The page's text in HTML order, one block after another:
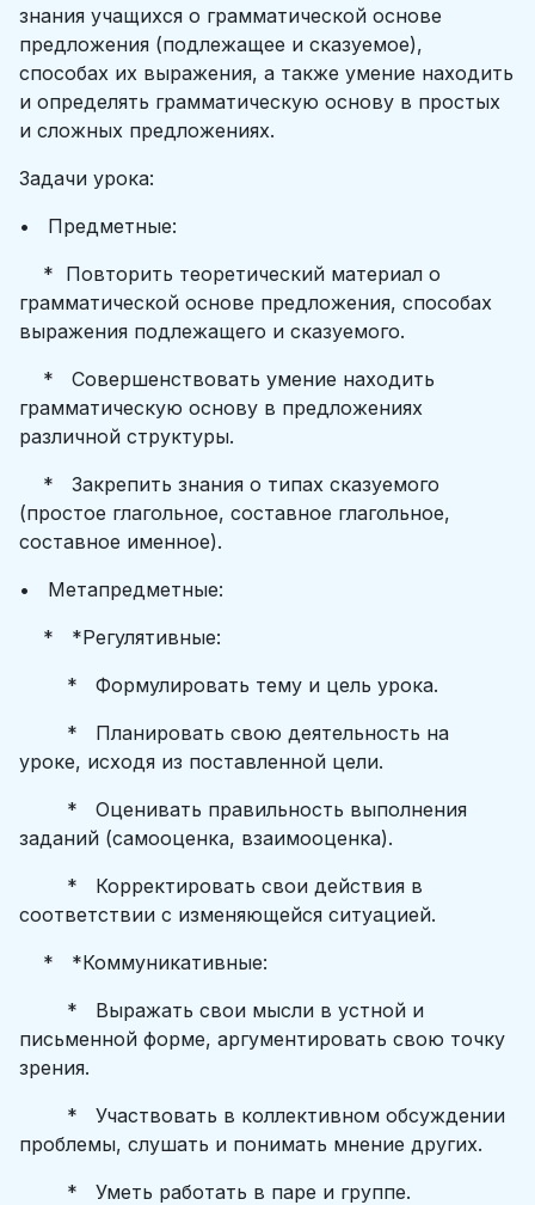
знания учащихся о грамматической основе
предложения (подлежащее и сказуемое),
способах их выражения, а также умение находить
и определять грамматическую основу в простых
и сложных предложениях.
Задачи урока:
• Предметные:
* Повторить теоретический материал о
грамматической основе предложения, способах
выражения подлежащего и сказуемого.
* Совершенствовать умение находить
грамматическую основу в предложениях
различной структуры.
* Закрепить знания о типах сказуемого
(простое глагольное, составное глагольное,
составное именное).
• Метапредметные:
* *Регулятивные:
* Формулировать тему и цель урока.
* Планировать свою деятельность на
уроке, исходя из поставленной цели.
* Оценивать правильность выполнения
заданий (самооценка, взаимооценка).
* Корректировать свои действия в
соответствии с изменяющейся ситуацией.
* *Коммуникативные:
* Выражать свои мысли в устной и
письменной форме, аргументировать свою точку
зрения.
* Участвовать в коллективном обсуждении
проблемы, слушать и понимать мнение других.
* Уметь работать в паре и группе.